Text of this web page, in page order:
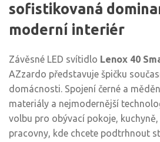
sofistikovaná
moderní interiér
Závěsné LED svítidlo Lenox 40
AZzardo představuje špičku
domácnosti. Spojení černé a
materiály a nejmodernější
volbu pro obývací pokoje,
pracovny, kde chcete podtrhnout